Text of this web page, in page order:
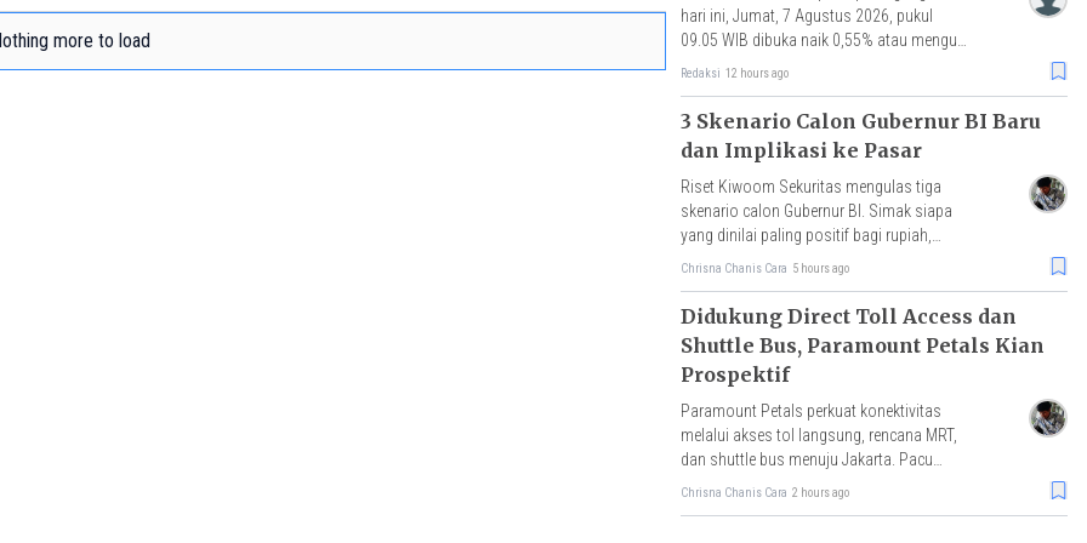
more to load
hari ini, Jumat, 7 Agustus 2026, pukul
09.05 WIB dibuka naik 0,55% atau menguat
3 poin ke level 634,35.
Redaksi 12 hours ago
3 Skenario Calon Gubernur BI Baru
dan Implikasi ke Pasar
Riset Kiwoom Sekuritas mengulas tiga
skenario calon Gubernur BI. Simak siapa
yang dinilai paling positif bagi rupiah,
IHSG, dan arus modal asing.
Chrisna Chanis Cara 5 hours ago
Didukung Direct Toll Access dan
Shuttle Bus, Paramount Petals Kian
Prospektif
Paramount Petals perkuat konektivitas
melalui akses tol langsung, rencana MRT,
dan shuttle bus menuju Jakarta. Pacu
mobilitas, aktivitas ekonomi, serta nilai
Chrisna Chanis Cara 2 hours ago